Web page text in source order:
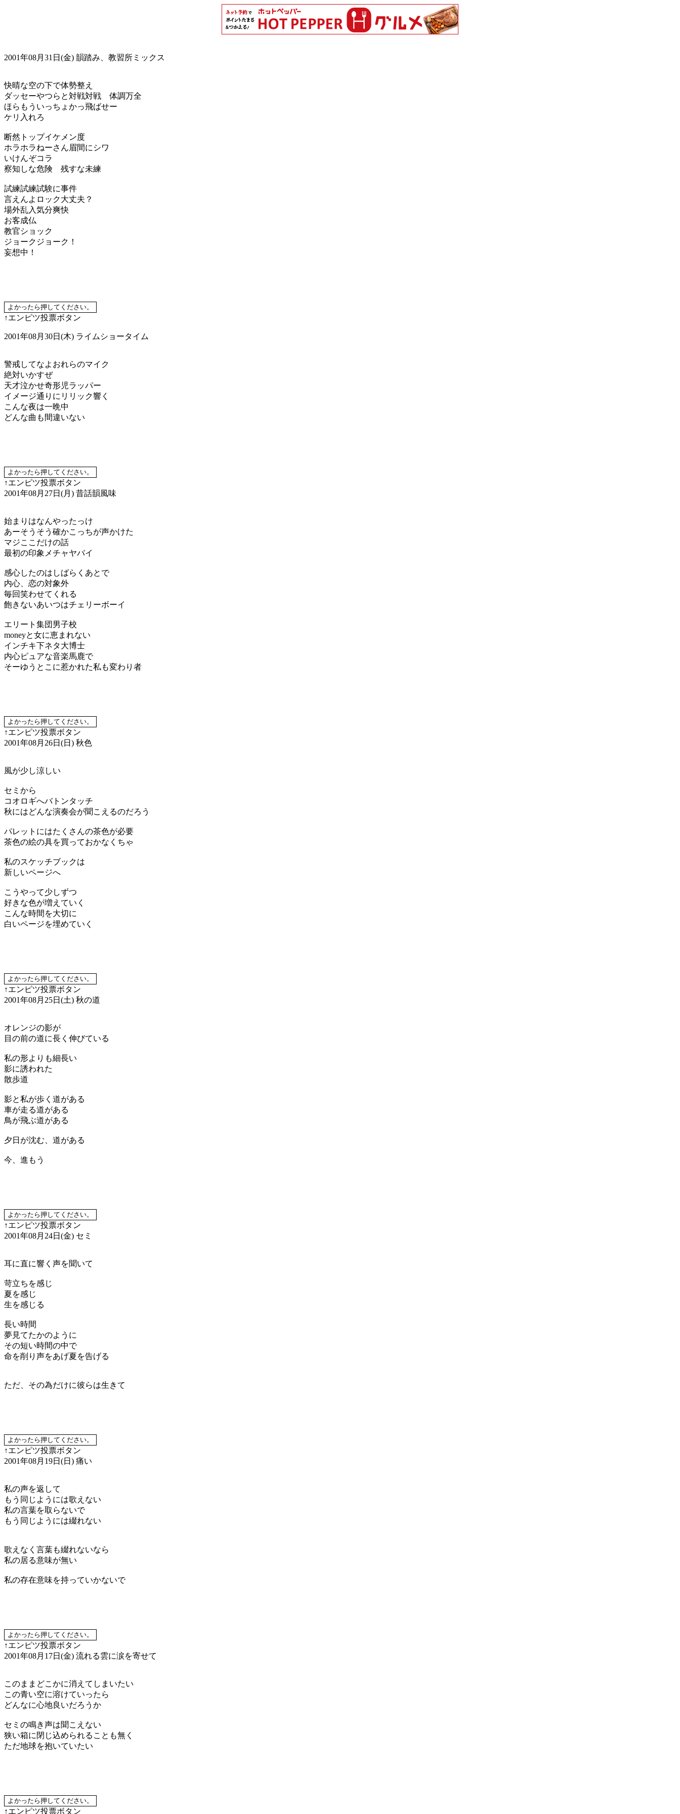
2001年08月31日(金) 韻踏み、教習所ミックス
快晴な空の下で体勢整え
ダッセーやつらと対戦対戦 体調万全
ほらもういっちょかっ飛ばせー
ケリ入れろ
断然トップイケメン度
ホラホラねーさん眉間にシワ
いけんぞコラ
察知しな危険 残すな未練
試練試練試験に事件
言えんよロック大丈夫？
場外乱入気分爽快
お客成仏
教官ショック
ジョークジョーク！
妄想中！
↑エンピツ投票ボタン
2001年08月30日(木) ライムショータイム
警戒してなよおれらのマイク
絶対いかすぜ
天才泣かせ奇形児ラッパー
イメージ通りにリリック響く
こんな夜は一晩中
どんな曲も間違いない
↑エンピツ投票ボタン
2001年08月27日(月) 昔話韻風味
始まりはなんやったっけ
あーそうそう確かこっちが声かけた
マジここだけの話
最初の印象メチャヤバイ
感心したのはしばらくあとで
内心、恋の対象外
毎回笑わせてくれる
飽きないあいつはチェリーボーイ
エリート集団男子校
moneyと女に恵まれない
インチキ下ネタ大博士
内心ピュアな音楽馬鹿で
そーゆうとこに惹かれた私も変わり者
↑エンピツ投票ボタン
2001年08月26日(日) 秋色
風が少し涼しい
セミから
コオロギへバトンタッチ
秋にはどんな演奏会が聞こえるのだろう
パレットにはたくさんの茶色が必要
茶色の絵の具を買っておかなくちゃ
私のスケッチブックは
新しいページへ
こうやって少しずつ
好きな色が増えていく
こんな時間を大切に
白いページを埋めていく
↑エンピツ投票ボタン
2001年08月25日(土) 秋の道
オレンジの影が
目の前の道に長く伸びている
私の形よりも細長い
影に誘われた
散歩道
影と私が歩く道がある
車が走る道がある
鳥が飛ぶ道がある
夕日が沈む、道がある
今、進もう
↑エンピツ投票ボタン
2001年08月24日(金) セミ
耳に直に響く声を聞いて
苛立ちを感じ
夏を感じ
生を感じる
長い時間
夢見てたかのように
その短い時間の中で
命を削り声をあげ夏を告げる
ただ、その為だけに彼らは生きて
↑エンピツ投票ボタン
2001年08月19日(日) 痛い
私の声を返して
もう同じようには歌えない
私の言葉を取らないで
もう同じようには綴れない
歌えなく言葉も綴れないなら
私の居る意味が無い
私の存在意味を持っていかないで
↑エンピツ投票ボタン
2001年08月17日(金) 流れる雲に涙を寄せて
このままどこかに消えてしまいたい
この青い空に溶けていったら
どんなに心地良いだろうか
セミの鳴き声は聞こえない
狭い箱に閉じ込められることも無く
ただ地球を抱いていたい
↑エンピツ投票ボタン